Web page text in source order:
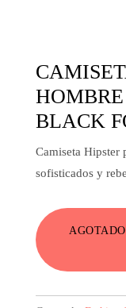
BLACK
Camiseta Hipster
sofisticados y